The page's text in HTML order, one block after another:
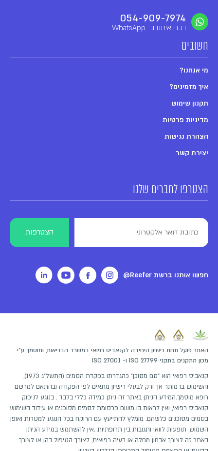
054-909-7974
דברו איתנו ב- WhatsApp
חשובים
מי אנחנו?
איך מזמינים?
תקנון שימוש
מדיניות פרטיות
הצהרת נגישות
יצירת קשר
הצטרפו לחברים שלנו
חפשו אותנו ברשת Reefer@
האתר פועל תחת רישיון היחידה לקנאביס רפואי במשרד הבריאות, ומוסמך ע"י
מכון התקנים בתקני ISO 27799 ו- ISO 27001
קנאביס רפואי הוא "סם מסוכן" כהגדרתו בפקדת הסמים (התשל"ג 1973),
והשימוש בו מותר אך ורק לבעלי רישיון מתאים לפי הפקודה ובהתאם למרשם
רופא מוסמך.המידע הניתן באתר זה ניתן כמידה כללי בלבד . בנוגע לניפוק
קנאביס רפואי, ואין לראות בו משום פרסומת לסמים מסוכנים או עידוד השימוש
בסמים מסוכנים כלשהם. מומלץ להתייעץ עם הרוקח בכל הנוגע למטרות ואופן
השמוש, תופעות לוואי ותגובות בין תרופתיות .אין להשתמש במידע הניתן
באתר זה לצורך אבחון מחלה או בעיה רפואית, לצורך הטיפול בהן או לצורך